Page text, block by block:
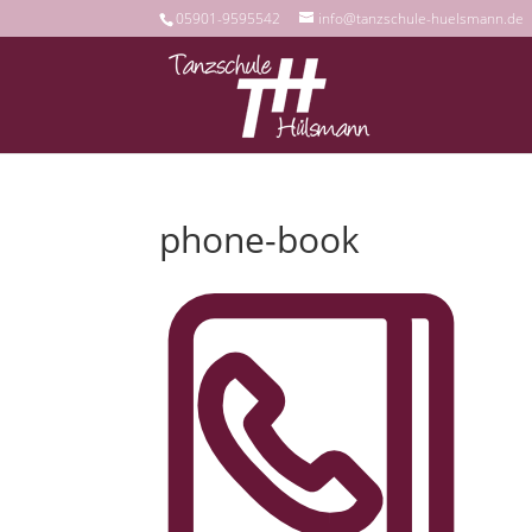
05901-9595542 info@tanzschule-huelsmann.de
phone-book